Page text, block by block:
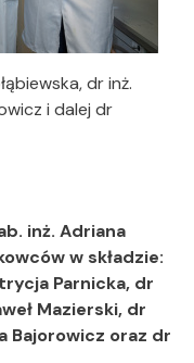
dr inż.
i dalej dr
inż. Adriana
w składzie:
Parnicka, dr
Mazierski, dr
Bajorowicz oraz dr